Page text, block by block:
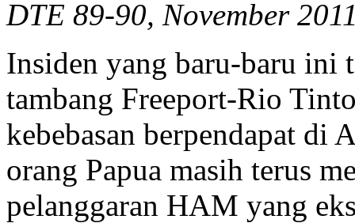
DTE 89-90, November
Insiden yang baru-baru
tambang Freeport-Rio
kebebasan berpendapat di
orang Papua masih terus
pelanggaran HAM yang